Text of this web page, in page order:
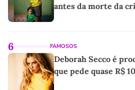
antes da morte da
6 FAMOSOS
Deborah Secco é
que pede quase R$